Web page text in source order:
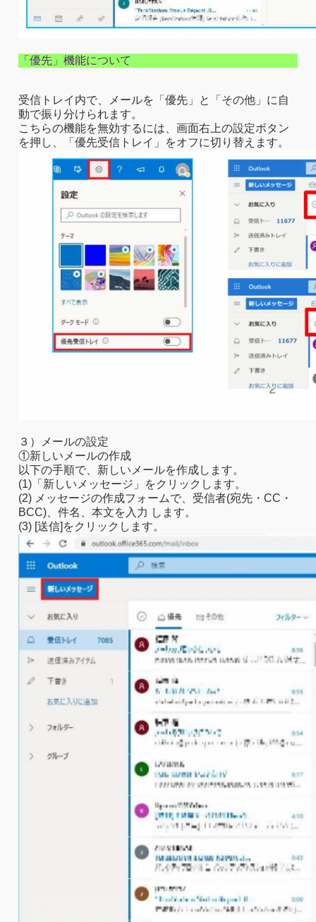
「優先」機能について
受信トレイ内で、メールを「優先」と「その他」に自
動で振り分けられます。
こちらの機能を無効するには、画面右上の設定ボタン
を押し、「優先受信トレイ」をオフに切り替えます。
３）メールの設定
①新しいメールの作成
以下の手順で、新しいメールを作成します。
(1)「新しいメッセージ」をクリックします。
(2) メッセージの作成フォームで、受信者(宛先・CC・
BCC)、件名、本文を入力 します。
(3) [送信]をクリックします。